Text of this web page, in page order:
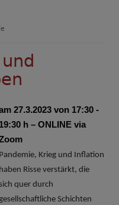
27.3.2023 von 17:30 -
19:30 h – ONLINE via
Pandemie, Krieg und Inflation
haben Risse verstärkt, die
sich quer durch
Schichten